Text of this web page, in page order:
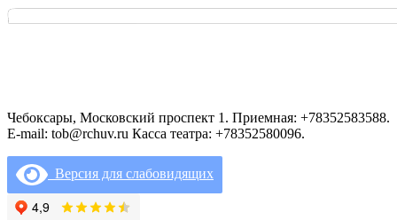
Чебоксары, Московский проспект 1. Приемная: +78352583588.
E-mail: tob@rchuv.ru Касса театра: +78352580096.
Версия для слабовидящих